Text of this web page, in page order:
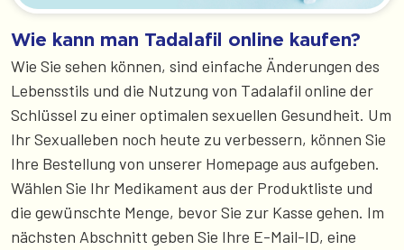
Wie kann man Tadalafil online kaufen?
Wie Sie sehen können, sind einfache Änderungen des
Lebensstils und die Nutzung von Tadalafil online der
Schlüssel zu einer optimalen sexuellen Gesundheit. Um
Ihr Sexualleben noch heute zu verbessern, können Sie
Ihre Bestellung von unserer Homepage aus aufgeben.
Wählen Sie Ihr Medikament aus der Produktliste und
die gewünschte Menge, bevor Sie zur Kasse gehen. Im
nächsten Abschnitt geben Sie Ihre E-Mail-ID, eine